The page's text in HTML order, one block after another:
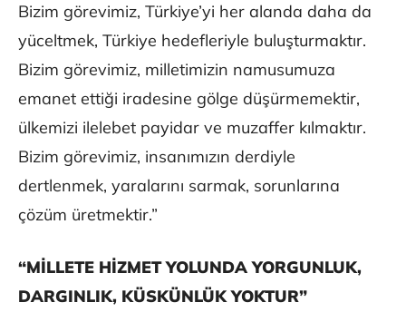
Bizim görevimiz, Türkiye’yi her alanda daha da
yüceltmek, Türkiye hedefleriyle buluşturmaktır.
Bizim görevimiz, milletimizin namusumuza
emanet ettiği iradesine gölge düşürmemektir,
ülkemizi ilelebet payidar ve muzaffer kılmaktır.
Bizim görevimiz, insanımızın derdiyle
dertlenmek, yaralarını sarmak, sorunlarına
çözüm üretmektir.”
“MİLLETE HİZMET YOLUNDA YORGUNLUK,
DARGINLIK, KÜSKÜNLÜK YOKTUR”